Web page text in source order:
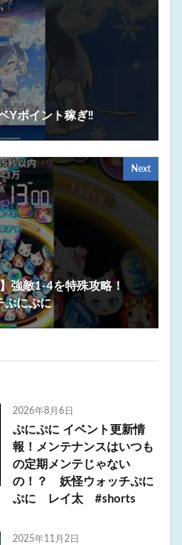
Yポイント稼ぎ‼️
Next
強敵1-4を特殊攻略！
ぷにぷに
2026年8月6日
ぷにぷに イベント更新情
報！メンテナンスはいつも
の定期メンテじゃない
の！？ 妖怪ウォッチぷに
ぷに レイ太 #shorts
2025年11月2日